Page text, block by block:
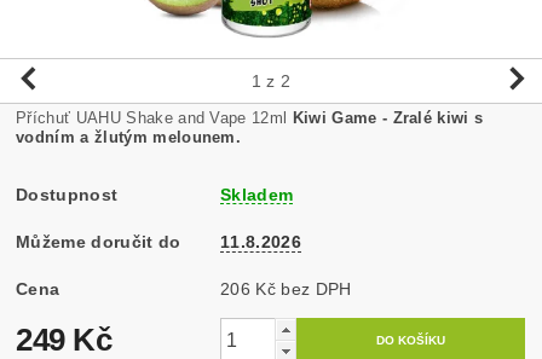
1 z 2
Příchuť UAHU Shake and Vape 12ml Kiwi Game - Zralé kiwi s
vodním a žlutým melounem.
Dostupnost Skladem
Můžeme doručit do 11.8.2026
Cena 206 Kč bez DPH
249 Kč